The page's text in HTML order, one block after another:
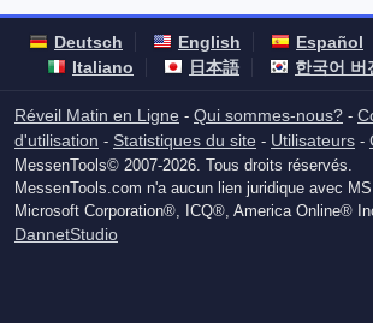
Deutsch English Español
Italiano
日本語 한국어 버
Réveil Matin en Ligne - Qui sommes-nous? -
d'utilisation - Statistiques du site - Utilisateurs -
MessenTools© 2007-2026. Tous droits réservés.
MessenTools.com n'a aucun lien juridique avec
Microsoft Corporation®, ICQ®, America Online®
DannetStudio